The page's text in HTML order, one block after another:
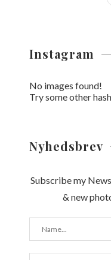
Instagram
No images found!
Try some other
Nyhedsbrev
Subscribe my
& new